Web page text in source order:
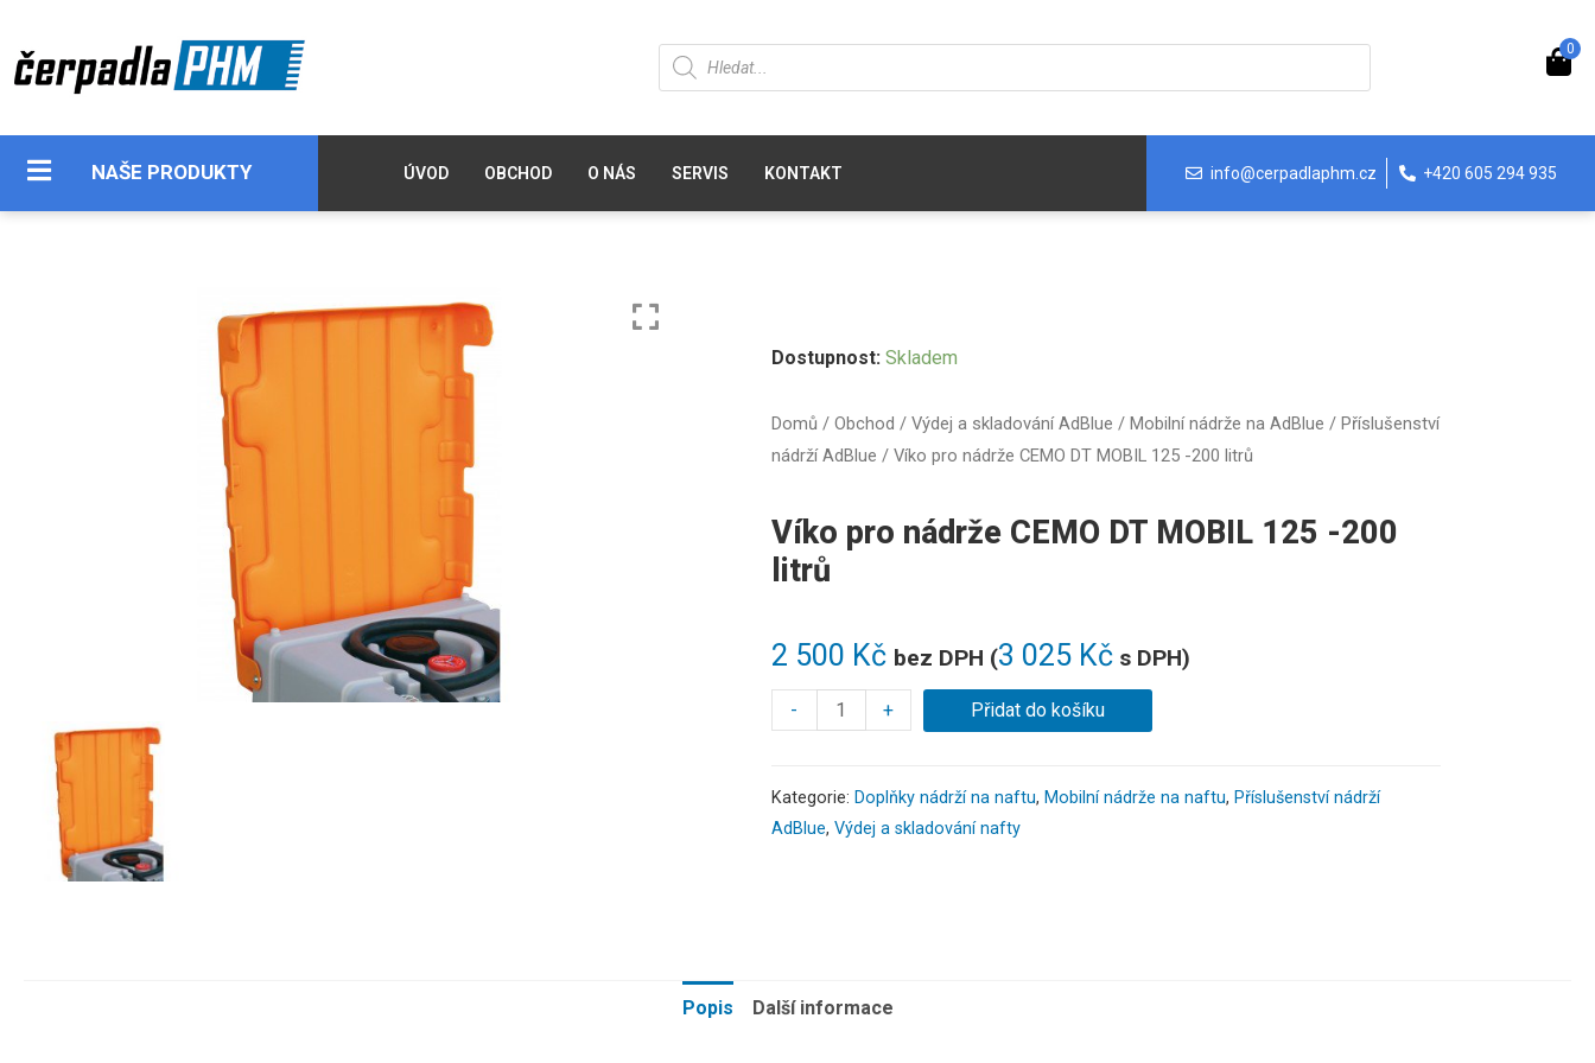
0
NAŠE PRODUKTY ÚVOD OBCHOD O NÁS SERVIS KONTAKT info@cerpadlaphm.cz +420 605 294 935
Domů / Obchod / Výdej a skladování AdBlue / Mobilní nádrže na AdBlue / Příslušenství
nádrží AdBlue / Víko pro nádrže CEMO DT MOBIL 125 -200 litrů
Víko pro nádrže CEMO DT MOBIL 125 -200
litrů
2 500 Kč bez DPH (3 025 Kčs DPH)
Dostupnost: Skladem
- + Přidat do košíku
Kategorie: Doplňky nádrží na naftu, Mobilní nádrže na naftu, Příslušenství nádrží
AdBlue, Výdej a skladování nafty
Popis Další informace